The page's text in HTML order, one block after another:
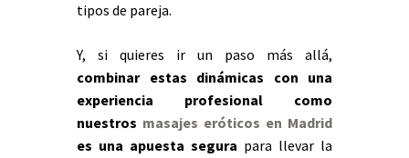
tipos de pareja.
Y, si quieres ir un paso más allá,
combinar estas dinámicas con una
experiencia profesional como
nuestros masajes eróticos en Madrid
es una apuesta segura para llevar la